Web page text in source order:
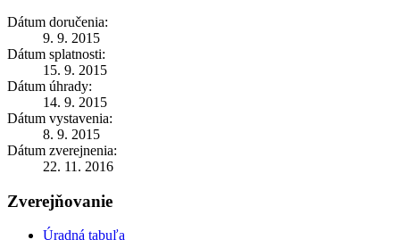
Dátum doručenia:
9. 9. 2015
Dátum splatnosti:
15. 9. 2015
Dátum úhrady:
14. 9. 2015
Dátum vystavenia:
8. 9. 2015
Dátum zverejnenia:
22. 11. 2016
Zverejňovanie
Úradná tabuľa